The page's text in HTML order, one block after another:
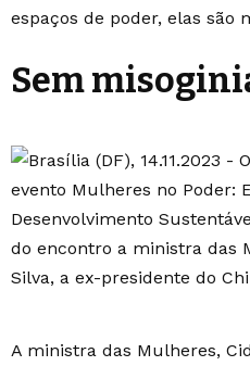
espaços de poder, elas são
Sem
A ministra das Mulheres,